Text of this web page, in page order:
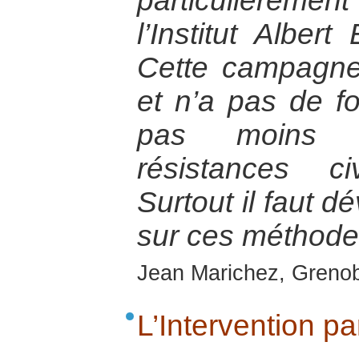
l’Institut Albert
Cette
et n’a pas de
pas moins
résistances
Surtout il faut
sur ces
Jean Marichez,
L’Intervention